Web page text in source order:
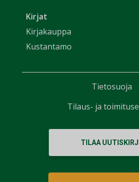
Kirjat
Kirjakauppa
Kustantamo
TILAA
Tietosuoja
Tilaus- ja